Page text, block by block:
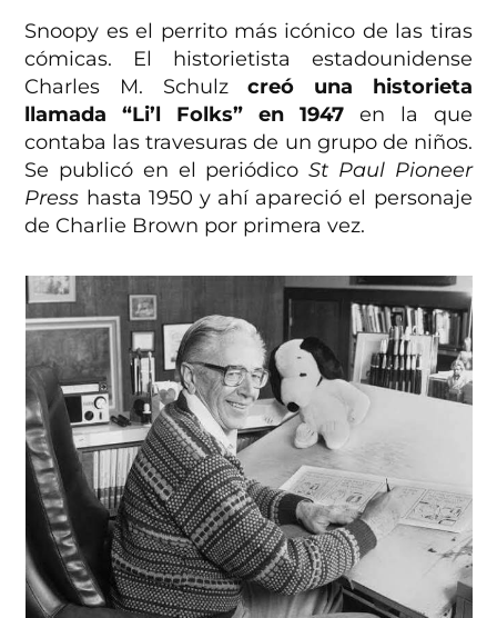
Snoopy es el perrito más icónico de las tiras
cómicas. El historietista estadounidense
Charles M. Schulzcreó una historieta
llamada “Li’l Folks” en 1947en la que
contaba las travesuras de un grupo de niños.
Se publicó en el periódicoSt Paul Pioneer
Press hasta 1950 y ahí apareció el personaje
de Charlie Brown por primera vez.